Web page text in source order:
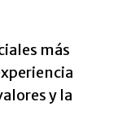
más
y la